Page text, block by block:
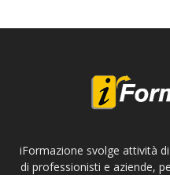
iFormazione svolge attività
di professionisti e aziende,